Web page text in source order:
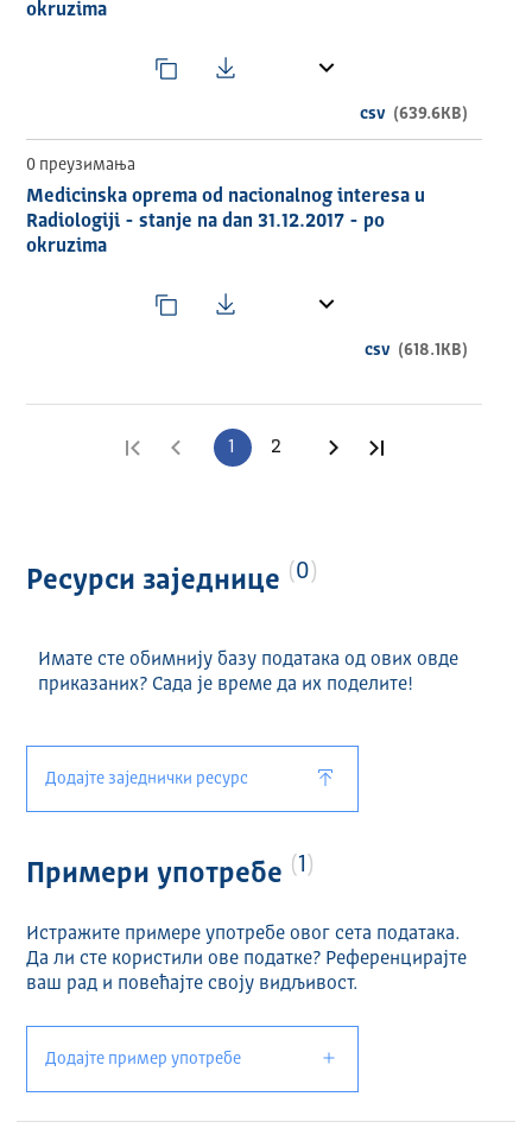
okruzima
csv (639.6KB)
0 преузимања
Medicinska oprema od nacionalnog interesa u
Radiologiji - stanje na dan 31.12.2017 - po
okruzima
csv (618.1KB)
Прва страница
Претходна страница
1 2 Следећа страница
Ресурси заједнице 0
Имате сте обимнију базу података од ових овде
приказаних? Сада је време да их поделите!
Додајте заједнички ресурс
Примери употребе 1
Истражите примере употребе овог сета података.
Да ли сте користили ове податке? Референцирајте
ваш рад и повећајте своју видљивост.
Додајте пример употребе